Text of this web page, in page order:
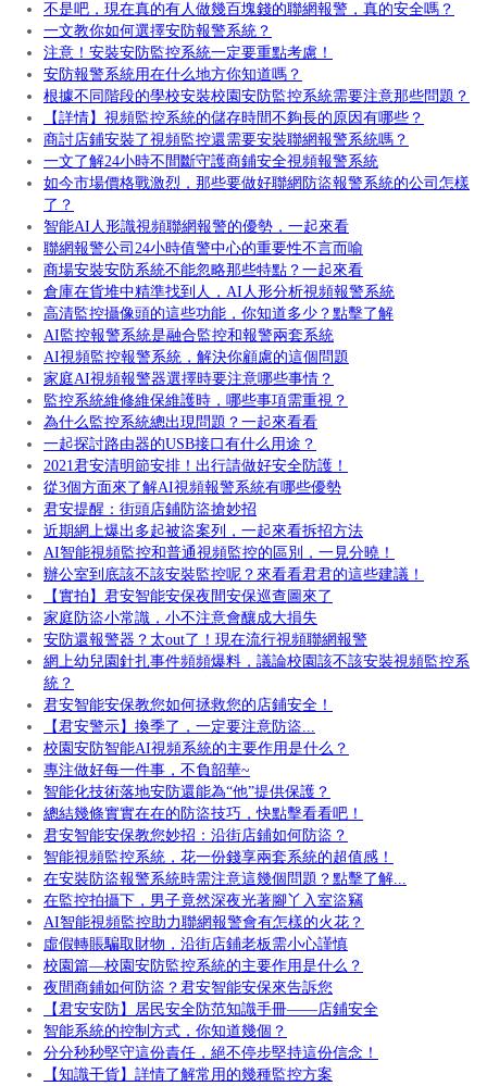
不是吧，現在真的有人做幾百塊錢的聯網報警，真的安全嗎？
一文教你如何選擇安防報警系統？
注意！安裝安防監控系統一定要重點考慮！
安防報警系統用在什么地方你知道嗎？
根據不同階段的學校安裝校園安防監控系統需要注意那些問題？
【詳情】視頻監控系統的儲存時間不夠長的原因有哪些？
商討店鋪安裝了視頻監控還需要安裝聯網報警系統嗎？
一文了解24小時不間斷守護商鋪安全視頻報警系統
如今市場價格戰激烈，那些要做好聯網防盜報警系統的公司怎樣
了？
智能AI人形識視頻聯網報警的優勢，一起來看
聯網報警公司24小時值警中心的重要性不言而喻
商場安裝安防系統不能忽略那些特點？一起來看
倉庫在貨堆中精準找到人，AI人形分析視頻報警系統
高清監控攝像頭的這些功能，你知道多少？點擊了解
AI監控報警系統是融合監控和報警兩套系統
AI視頻監控報警系統，解決你顧慮的這個問題
家庭AI視頻報警器選擇時要注意哪些事情？
監控系統維修維保維護時，哪些事項需重視？
為什么監控系統總出現問題？一起來看看
一起探討路由器的USB接口有什么用途？
2021君安清明節安排！出行請做好安全防護！
從3個方面來了解AI視頻報警系統有哪些優勢
君安提醒：街頭店鋪防盜搶妙招
近期網上爆出多起被盜案列，一起來看拆招方法
AI智能視頻監控和普通視頻監控的區別，一見分曉！
辦公室到底該不該安裝監控呢？來看看君君的這些建議！
【實拍】君安智能安保夜間安保巡查圖來了
家庭防盜小常識，小不注意會釀成大損失
安防還報警器？太out了！現在流行視頻聯網報警
網上幼兒園針扎事件頻頻爆料，議論校園該不該安裝視頻監控系
統？
君安智能安保教您如何拯救您的店鋪安全！
【君安警示】換季了，一定要注意防盜...
校園安防智能AI視頻系統的主要作用是什么？
專注做好每一件事，不負韶華~
智能化技術落地安防還能為“他”提供保護？
總結幾條實實在在的防盜技巧，快點擊看看吧！
君安智能安保教您妙招：沿街店鋪如何防盜？
智能視頻監控系統，花一份錢享兩套系統的超值感！
在安裝防盜報警系統時需注意這幾個問題？點擊了解...
在監控拍攝下，男子竟然深夜光著腳丫入室盜竊
AI智能視頻監控助力聯網報警會有怎樣的火花？
虛假轉賬騙取財物，沿街店鋪老板需小心謹慎
校園篇—校園安防監控系統的主要作用是什么？
夜間商鋪如何防盜？君安智能安保來告訴您
【君安安防】居民安全防范知識手冊——店鋪安全
智能系統的控制方式，你知道幾個？
分分秒秒堅守這份責任，絕不停步堅持這份信念！
【知識干貨】詳情了解常用的幾種監控方案